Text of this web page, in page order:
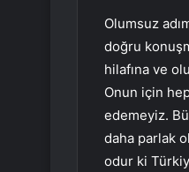
Olumsuz
doğru
hilafına ve
Onun için
edemeyiz.
daha parlak
odur ki